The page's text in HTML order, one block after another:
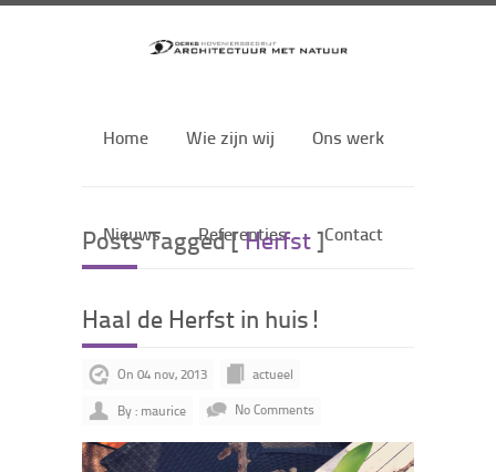
Home Wie zijn wij Ons werk
Nieuws Referenties Contact
Posts Tagged [Herfst]
Haal de Herfst in huis!
On 04 nov, 2013
actueel
By : maurice
No Comments